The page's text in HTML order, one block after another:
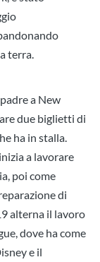
terra.
a New
due biglietti di
ha in stalla.
a lavorare
poi come
di
alterna il lavoro
dove ha come
e il